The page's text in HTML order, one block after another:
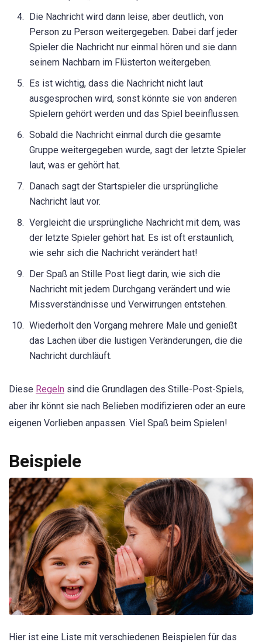
Die Nachricht wird dann leise, aber deutlich, von
Person zu Person weitergegeben. Dabei darf jeder
Spieler die Nachricht nur einmal hören und sie dann
seinem Nachbarn im Flüsterton weitergeben.
Es ist wichtig, dass die Nachricht nicht laut
ausgesprochen wird, sonst könnte sie von anderen
Spielern gehört werden und das Spiel beeinflussen.
Sobald die Nachricht einmal durch die gesamte
Gruppe weitergegeben wurde, sagt der letzte Spieler
laut, was er gehört hat.
Danach sagt der Startspieler die ursprüngliche
Nachricht laut vor.
Vergleicht die ursprüngliche Nachricht mit dem, was
der letzte Spieler gehört hat. Es ist oft erstaunlich,
wie sehr sich die Nachricht verändert hat!
Der Spaß an Stille Post liegt darin, wie sich die
Nachricht mit jedem Durchgang verändert und wie
Missverständnisse und Verwirrungen entstehen.
Wiederholt den Vorgang mehrere Male und genießt
das Lachen über die lustigen Veränderungen, die die
Nachricht durchläuft.
Diese Regeln sind die Grundlagen des Stille-Post-Spiels,
aber ihr könnt sie nach Belieben modifizieren oder an eure
eigenen Vorlieben anpassen. Viel Spaß beim Spielen!
Beispiele
Hier ist eine Liste mit verschiedenen Beispielen für das